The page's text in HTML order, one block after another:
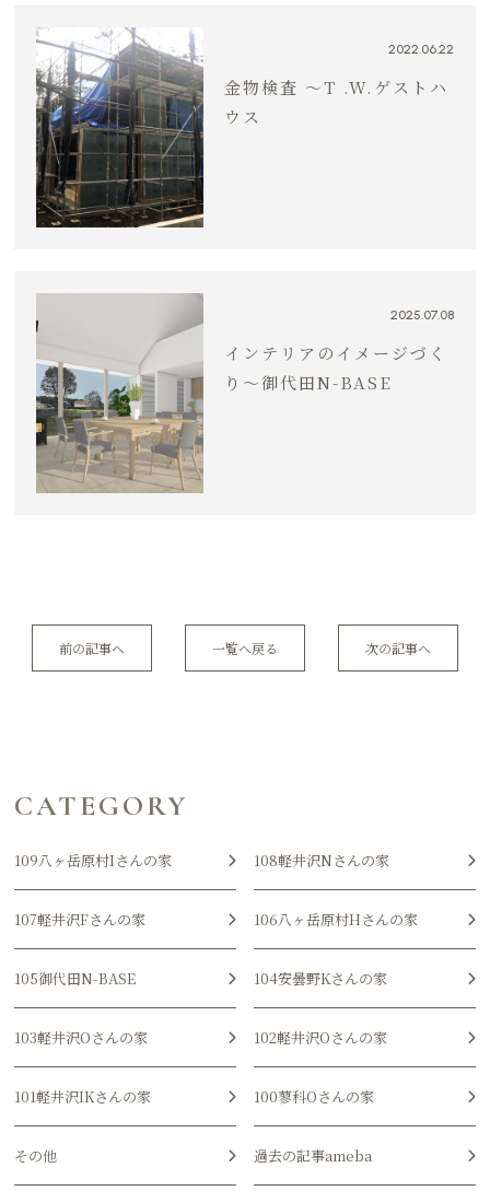
2022.06.22
金物検査 〜T .W.ゲストハ
ウス
2025.07.08
インテリアのイメージづく
り～御代田N-BASE
前の記事へ 一覧へ戻る 次の記事へ
CATEGORY
109八ヶ岳原村Iさんの家 108軽井沢Nさんの家
107軽井沢Fさんの家 106八ヶ岳原村Hさんの家
105御代田N-BASE 104安曇野Kさんの家
103軽井沢Oさんの家 102軽井沢Oさんの家
101軽井沢IKさんの家 100蓼科Oさんの家
その他 過去の記事ameba